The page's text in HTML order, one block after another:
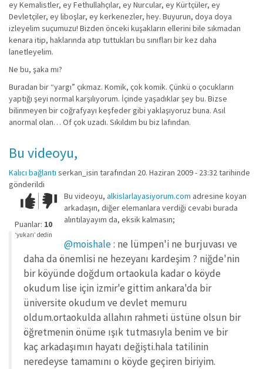
ey Kemalistler, ey Fethullahçılar, ey Nurcular, ey Kürtçüler, ey
Devletçiler, ey liboşlar, ey kerkenezler, hey. Buyurun, doya doya
izleyelim suçumuzu! Bizden önceki kuşakların ellerini bile sıkmadan
kenara itip, haklarında atıp tuttukları bu sınıfları bir kez daha
lanetleyelim.
Ne bu, şaka mı?
Buradan bir “yargı” çıkmaz. Komik, çok komik. Çünkü o çocukların
yaptığı şeyi normal karşılıyorum. İçinde yaşadıklar şey bu. Bizse
bilinmeyen bir coğrafyayı keşfeder gibi yaklaşıyoruz buna. Asıl
anormal olan… Of çok uzadı. Sıkıldım bu biz lafından.
Bu videoyu,
Kalıcı bağlantı serkan_isin tarafından 20. Haziran 2009 - 23:32 tarihinde
gönderildi
Çok iyi!O
kadar
iyi
değil!
Puanlar: 10
‘yukarı’ dedin
Bu videoyu, alkislarlayasiyorum.com adresine koyan
arkadaşın, diğer elemanlara verdiği cevabi burada
alıntılayayım da, eksik kalmasın;
@moishale: ne lümpen'i ne burjuvası ve
daha da önemlisi ne hezeyanı kardeşim ? niğde'nin
bir köyünde doğdum ortaokula kadar o köyde
okudum lise için izmir'e gittim ankara'da bir
üniversite okudum ve devlet memuru
oldum.ortaokulda allahın rahmeti üstüne olsun bir
öğretmenin önüme ışık tutmasıyla benim ve bir
kaç arkadaşımın hayatı değişti.hala tatilinin
neredeyse tamamını o köyde geçiren biriyim.